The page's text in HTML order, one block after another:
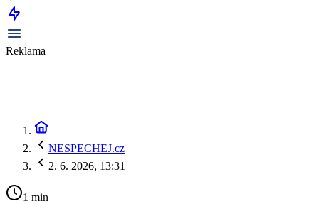
Reklama
NESPECHEJ.cz
2. 6. 2026, 13:31
1 min